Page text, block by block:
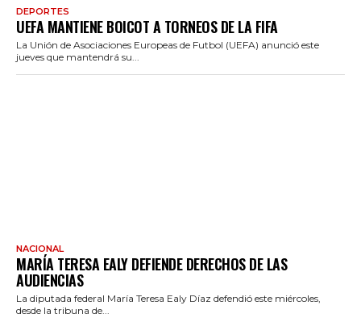
DEPORTES
UEFA MANTIENE BOICOT A TORNEOS DE LA FIFA
La Unión de Asociaciones Europeas de Futbol (UEFA) anunció este
jueves que mantendrá su...
NACIONAL
MARÍA TERESA EALY DEFIENDE DERECHOS DE LAS
AUDIENCIAS
La diputada federal María Teresa Ealy Díaz defendió este miércoles,
desde la tribuna de...